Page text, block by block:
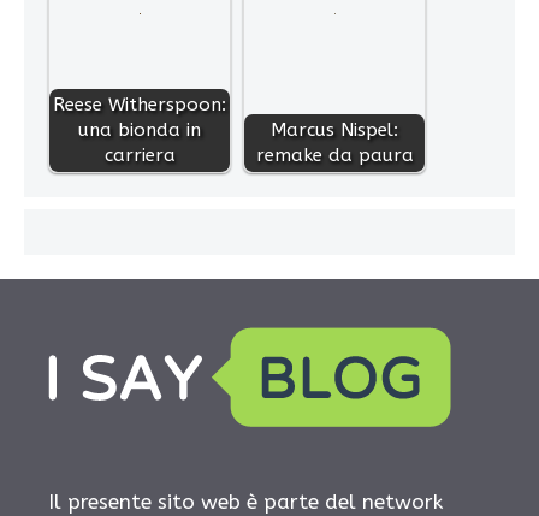
Reese Witherspoon:
una bionda in
carriera
Marcus Nispel:
remake da paura
Il presente sito web è parte del network